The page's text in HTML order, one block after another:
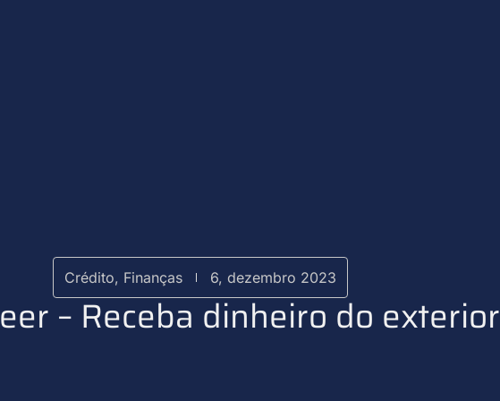
Crédito, Finanças 6, dezembro 2023
– Receba dinheiro do exterior